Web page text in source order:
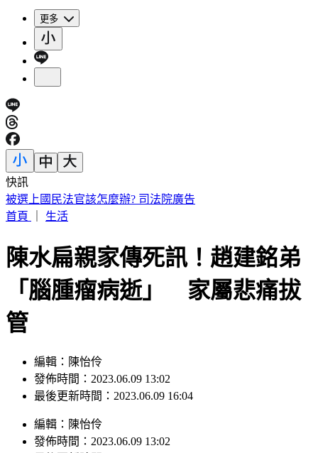
更多
快訊
快訊／財神爺不在家 威力彩頭獎、二獎雙槓龜
首頁
生活
陳水扁親家傳死訊！趙建銘弟
「腦腫瘤病逝」 家屬悲痛拔
管
編輯：陳怡伶
發佈時間：2023.06.09 13:02
最後更新時間：2023.06.09 16:04
編輯 ： 陳怡伶
發佈時間： 2023.06.09 13:02